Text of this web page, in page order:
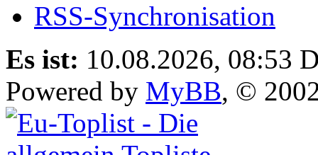
RSS-Synchronisation
Es ist: 10.08.2026, 08:53
Powered by MyBB, ©